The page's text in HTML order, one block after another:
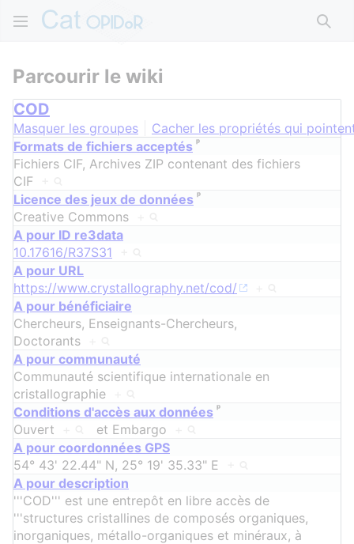
Parcourir le wiki
COD
Masquer les groupes
Cacher les propriétés qui
Formats de fichiers acceptés ᵖ
Fichiers CIF, Archives ZIP contenant des fichiers
CIF
Licence des jeux de données ᵖ
Creative Commons
A pour ID re3data
10.17616/R37S31
A pour URL
https://www.crystallography.net/cod/
A pour bénéficiaire
Chercheurs, Enseignants-Chercheurs,
Doctorants
A pour communauté
Communauté scientifique internationale en
cristallographie
Conditions d'accès aux données ᵖ
Ouvert et Embargo
A pour coordonnées GPS
54° 43' 22.44" N, 25° 19' 35.33" E
A pour description
'''COD''' est une entrepôt en libre accès de
'''structures cristallines de composés organiques,
inorganiques, métallo-organiques et minéraux, à